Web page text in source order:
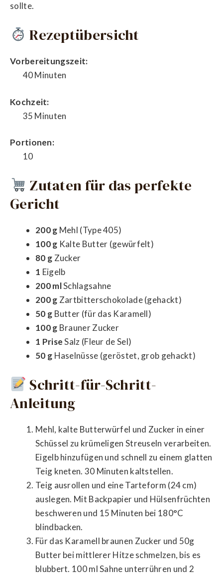
sollte.
Rezeptübersicht
Vorbereitungszeit:
40 Minuten
Kochzeit:
35 Minuten
Portionen:
10
Zutaten für das perfekte
Gericht
200 g Mehl (Type 405)
100 g Kalte Butter (gewürfelt)
80 g Zucker
1 Eigelb
200 mlSchlagsahne
200 g Zartbitterschokolade (gehackt)
50 g Butter (für das Karamell)
100 g Brauner Zucker
1 PriseSalz (Fleur de Sel)
50 g Haselnüsse (geröstet, grob gehackt)
Schritt-für-Schritt-
Anleitung
Mehl, kalte Butterwürfel und Zucker in einer
Schüssel zu krümeligen Streuseln verarbeiten.
Eigelb hinzufügen und schnell zu einem glatten
Teig kneten. 30 Minuten kaltstellen.
Teig ausrollen und eine Tarteform (24 cm)
auslegen. Mit Backpapier und Hülsenfrüchten
beschweren und 15 Minuten bei 180°C
blindbacken.
Für das Karamell braunen Zucker und 50g
Butter bei mittlerer Hitze schmelzen, bis es
blubbert. 100 ml Sahne unterrühren und 2